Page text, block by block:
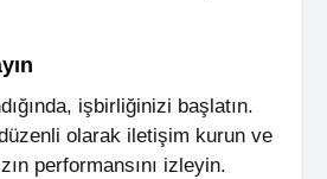
işbirliğinizi başlatın.
olarak iletişim kurun ve
performansını izleyin.